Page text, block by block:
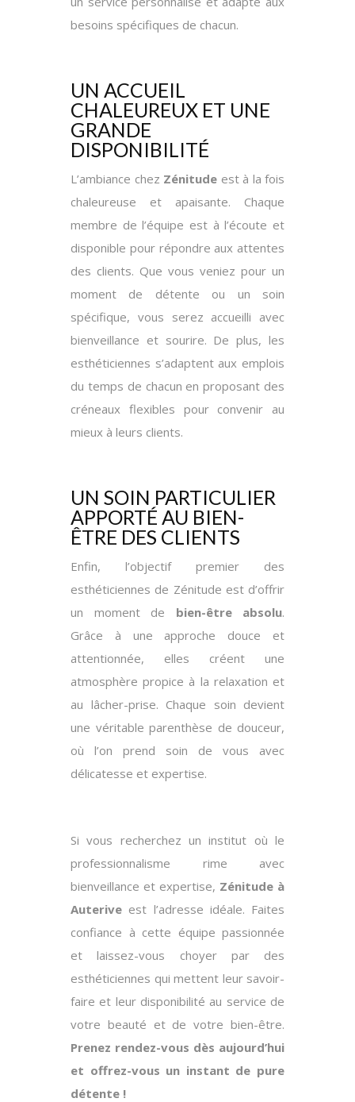
besoins spécifiques de chacun.
UN ACCUEIL
CHALEUREUX ET UNE
GRANDE
DISPONIBILITÉ
L’ambiance chez Zénitude est à la fois
chaleureuse et apaisante. Chaque
membre de l’équipe est à l’écoute et
disponible pour répondre aux attentes
des clients. Que vous veniez pour un
moment de détente ou un soin
spécifique, vous serez accueilli avec
bienveillance et sourire. De plus, les
esthéticiennes s’adaptent aux emplois
du temps de chacun en proposant des
créneaux flexibles pour convenir au
mieux à leurs clients.
UN SOIN PARTICULIER
APPORTÉ AU BIEN-
ÊTRE DES CLIENTS
Enfin, l’objectif premier des
esthéticiennes de Zénitude est d’offrir
un moment de bien-être absolu.
Grâce à une approche douce et
attentionnée, elles créent une
atmosphère propice à la relaxation et
au lâcher-prise. Chaque soin devient
une véritable parenthèse de douceur,
où l’on prend soin de vous avec
délicatesse et expertise.
Si vous recherchez un institut où le
professionnalisme rime avec
bienveillance et expertise, Zénitude à
Auterive est l’adresse idéale. Faites
confiance à cette équipe passionnée
et laissez-vous choyer par des
esthéticiennes qui mettent leur savoir-
faire et leur disponibilité au service de
votre beauté et de votre bien-être.
Prenez rendez-vous dès aujourd’hui
et offrez-vous un instant de pure
détente !